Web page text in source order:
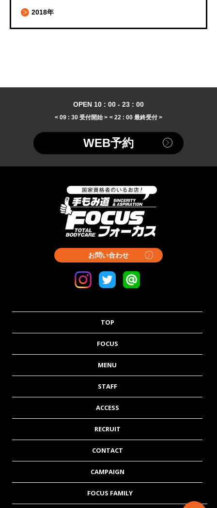
2018年
OPEN 10 : 00 - 23 : 00
< 09 : 30 受付開始 > < 22 : 00 最終受付 >
WEB予約
お問い合わせ
TOP
FOCUS
MENU
STAFF
ACCESS
RECRUIT
CONTACT
CAMPAIGN
FOCUS FAMILY